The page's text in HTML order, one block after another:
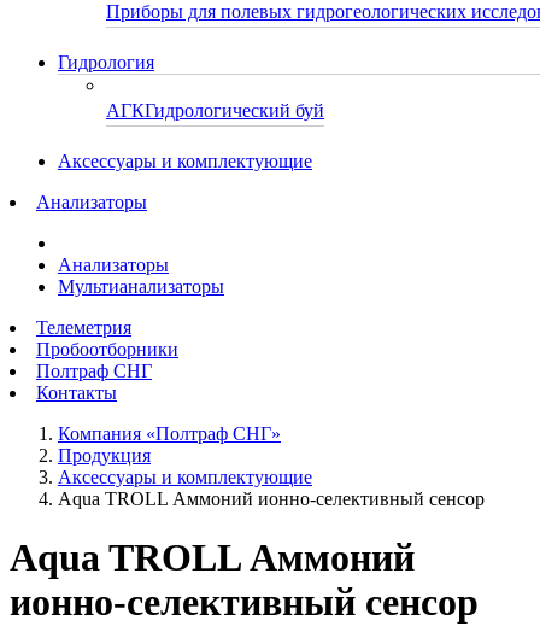
Приборы для полевых гидрогеологических
Гидрология
АГКГидрологический буй
Аксессуары и комплектующие
Анализаторы
Анализаторы
Мультианализаторы
Телеметрия
Пробоотборники
Полтраф СНГ
Контакты
Компания «Полтраф СНГ»
Продукция
Аксессуары и комплектующие
Aqua TROLL Аммоний ионно-селективный сенсор
Aqua TROLL Аммоний
ионно-селективный сенсор